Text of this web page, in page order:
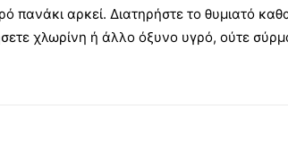
αρκεί. Διατηρήστε το θυμιατό
χλωρίνη ή άλλο όξυνο υγρό, ούτε